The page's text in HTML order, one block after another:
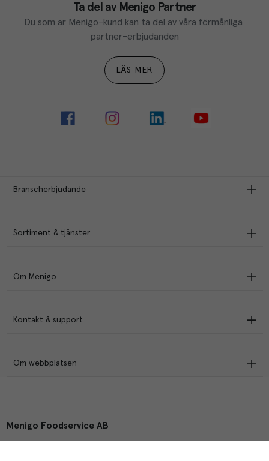
Ta del av Menigo Partner
Du som är Menigo-kund kan ta del av våra förmånliga
partner-erbjudanden
LÄS MER
Branscherbjudande
Sortiment & tjänster
Om Menigo
Kontakt & support
Om webbplatsen
Menigo Foodservice AB